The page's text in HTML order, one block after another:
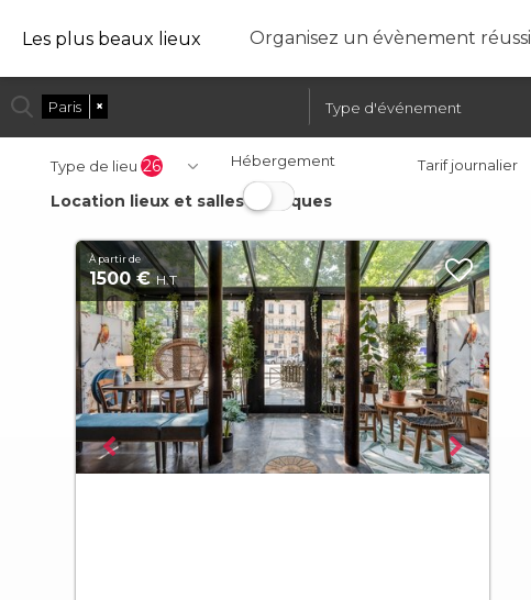
Les plus beaux lieux Organisez un évènement réussi
Paris ×
Type de lieu 26 Hébergement Tarif journalier
Location lieux et salles atypiques
À partir de
1500 €H.T